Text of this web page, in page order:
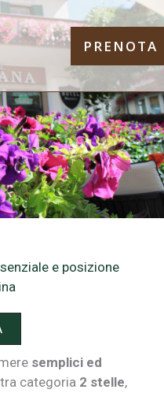
PRENOTA
e posizione
semplici ed
categoria 2 stelle,